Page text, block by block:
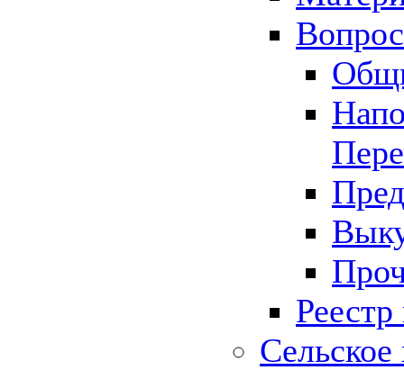
Сельское